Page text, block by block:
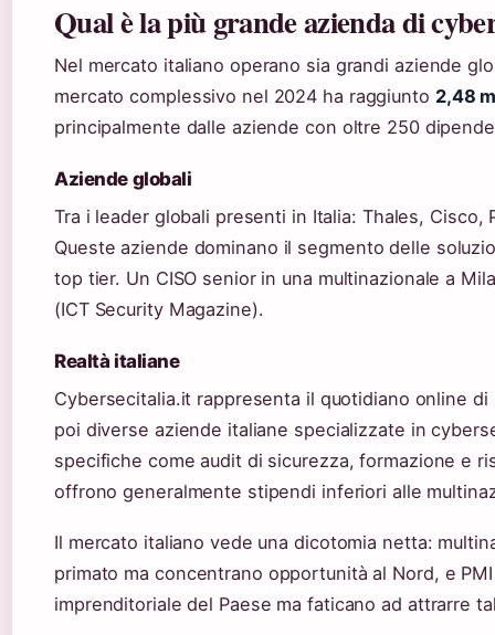
Qual è la più grande azienda di
Nel mercato italiano operano sia grandi aziende
mercato complessivo nel 2024 ha raggiunto 2,48
principalmente dalle aziende con oltre 250
Aziende globali
Tra i leader globali presenti in Italia: Thales,
Queste aziende dominano il segmento delle
top tier. Un CISO senior in una multinazionale a
(ICT Security Magazine).
Realtà italiane
Cybersecitalia.it rappresenta il quotidiano online
poi diverse aziende italiane specializzate in
specifiche come audit di sicurezza, formazione e
offrono generalmente stipendi inferiori alle
Il mercato italiano vede una dicotomia netta:
primato ma concentrano opportunità al Nord, e
imprenditoriale del Paese ma faticano ad attrarre